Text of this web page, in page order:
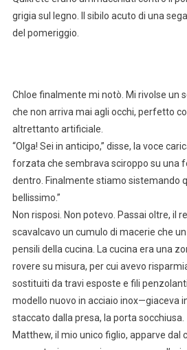
grigia sul legno. Il sibilo acuto di una
del pomeriggio.
Chloe finalmente mi notò. Mi rivolse un
che non arriva mai agli occhi, perfetto
altrettanto artificiale.
“Olga! Sei in anticipo,” disse, la voce
forzata che sembrava sciroppo su una
dentro. Finalmente stiamo sistemando
bellissimo.”
Non risposi. Non potevo. Passai oltre, il
scavalcavo un cumulo di macerie che
pensili della cucina. La cucina era una
rovere su misura, per cui avevo
sostituiti da travi esposte e fili
modello nuovo in acciaio inox—giaceva
staccato dalla presa, la porta socchiusa.
Matthew, il mio unico figlio, apparve dal